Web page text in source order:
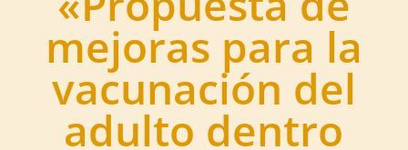
mejoras para la
vacunación del
adulto dentro